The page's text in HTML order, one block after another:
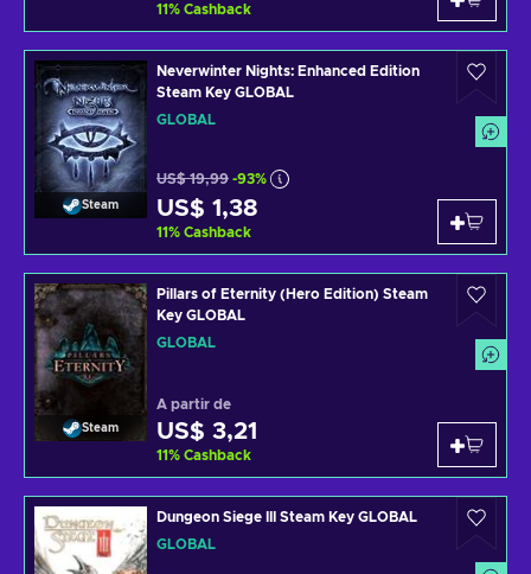
11% Cashback
Steam
Neverwinter Nights: Enhanced Edition
Steam Key GLOBAL
GLOBAL
US$ 19,99 -93%
US$ 1,38
11% Cashback
Steam
Pillars of Eternity (Hero Edition) Steam
Key GLOBAL
GLOBAL
A partir de
US$ 3,21
11% Cashback
Dungeon Siege III Steam Key GLOBAL
GLOBAL